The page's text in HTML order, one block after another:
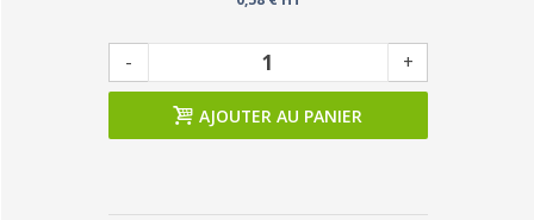
- +
AJOUTER AU PANIER